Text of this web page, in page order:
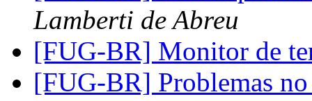
Lamberti de Abreu
[FUG-BR] Monitor de
[FUG-BR] Problemas